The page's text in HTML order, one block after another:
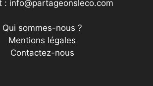
: info@partageonsleco.com
Qui sommes-nous ?
Mentions légales
Contactez-nous